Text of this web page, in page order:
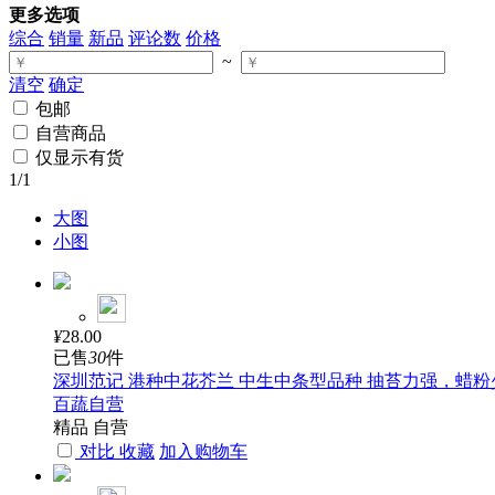
更多选项
综合 销量 新品 评论数 价格
~
清空 确定
包邮
自营商品
仅显示有货
1/1
大图
小图
¥28.00
已售30件
深圳范记 港种中花芥兰 中生中条型品种 抽苔力强，蜡粉
百蔬自营
精品 自营
对比 收藏 加入购物车